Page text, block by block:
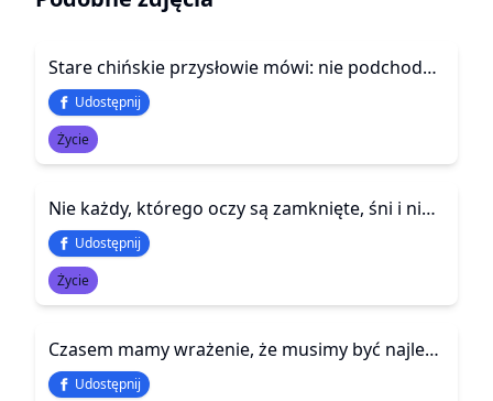
Stare chińskie przysłowie mówi: nie podchodź ...
Udostępnij
Życie
Nie każdy, którego oczy są zamknięte, śni i nie każdy z otwartymi oczami może widzieć.
Udostępnij
Życie
Czasem mamy wrażenie, że musimy być najlepsi we wszystkim — w pracy, w domu, w związku. Że nie wolno nam się pomylić, zawahać, odpocząć. Ale prawda jest taka, że nikt nie jest idealny. I nie musi być. Można mieć gorszy dzień. Można czegoś nie wiedzieć. Można po prostu być sobą — trochę pogubionym, trochę zmęczonym, ale prawdziwym.
Udostępnij